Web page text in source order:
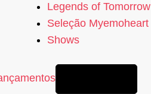
Legends of Tomorrow
Seleção Myemoheart
Shows